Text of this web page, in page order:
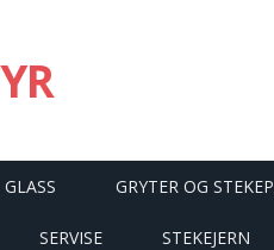
GLASS GRYTER OG
SERVISE STEKEJERN